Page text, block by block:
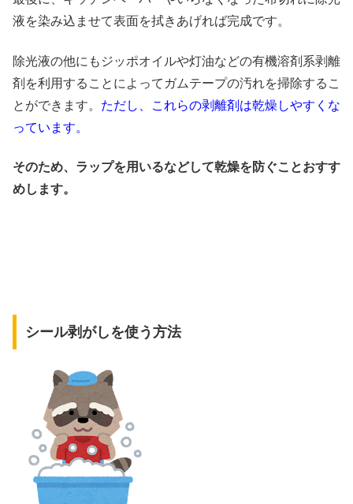
液を染み込ませて表面を拭きあげれば完成です。
除光液の他にもジッポオイルや灯油などの有機溶剤系剥離
剤を利用することによってガムテープの汚れを掃除するこ
とができます。 ただし、これらの剥離剤は乾燥しやすくな
っています。
そのため、ラップを用いるなどして乾燥を防ぐことおすす
めします。
シール剥がしを使う方法